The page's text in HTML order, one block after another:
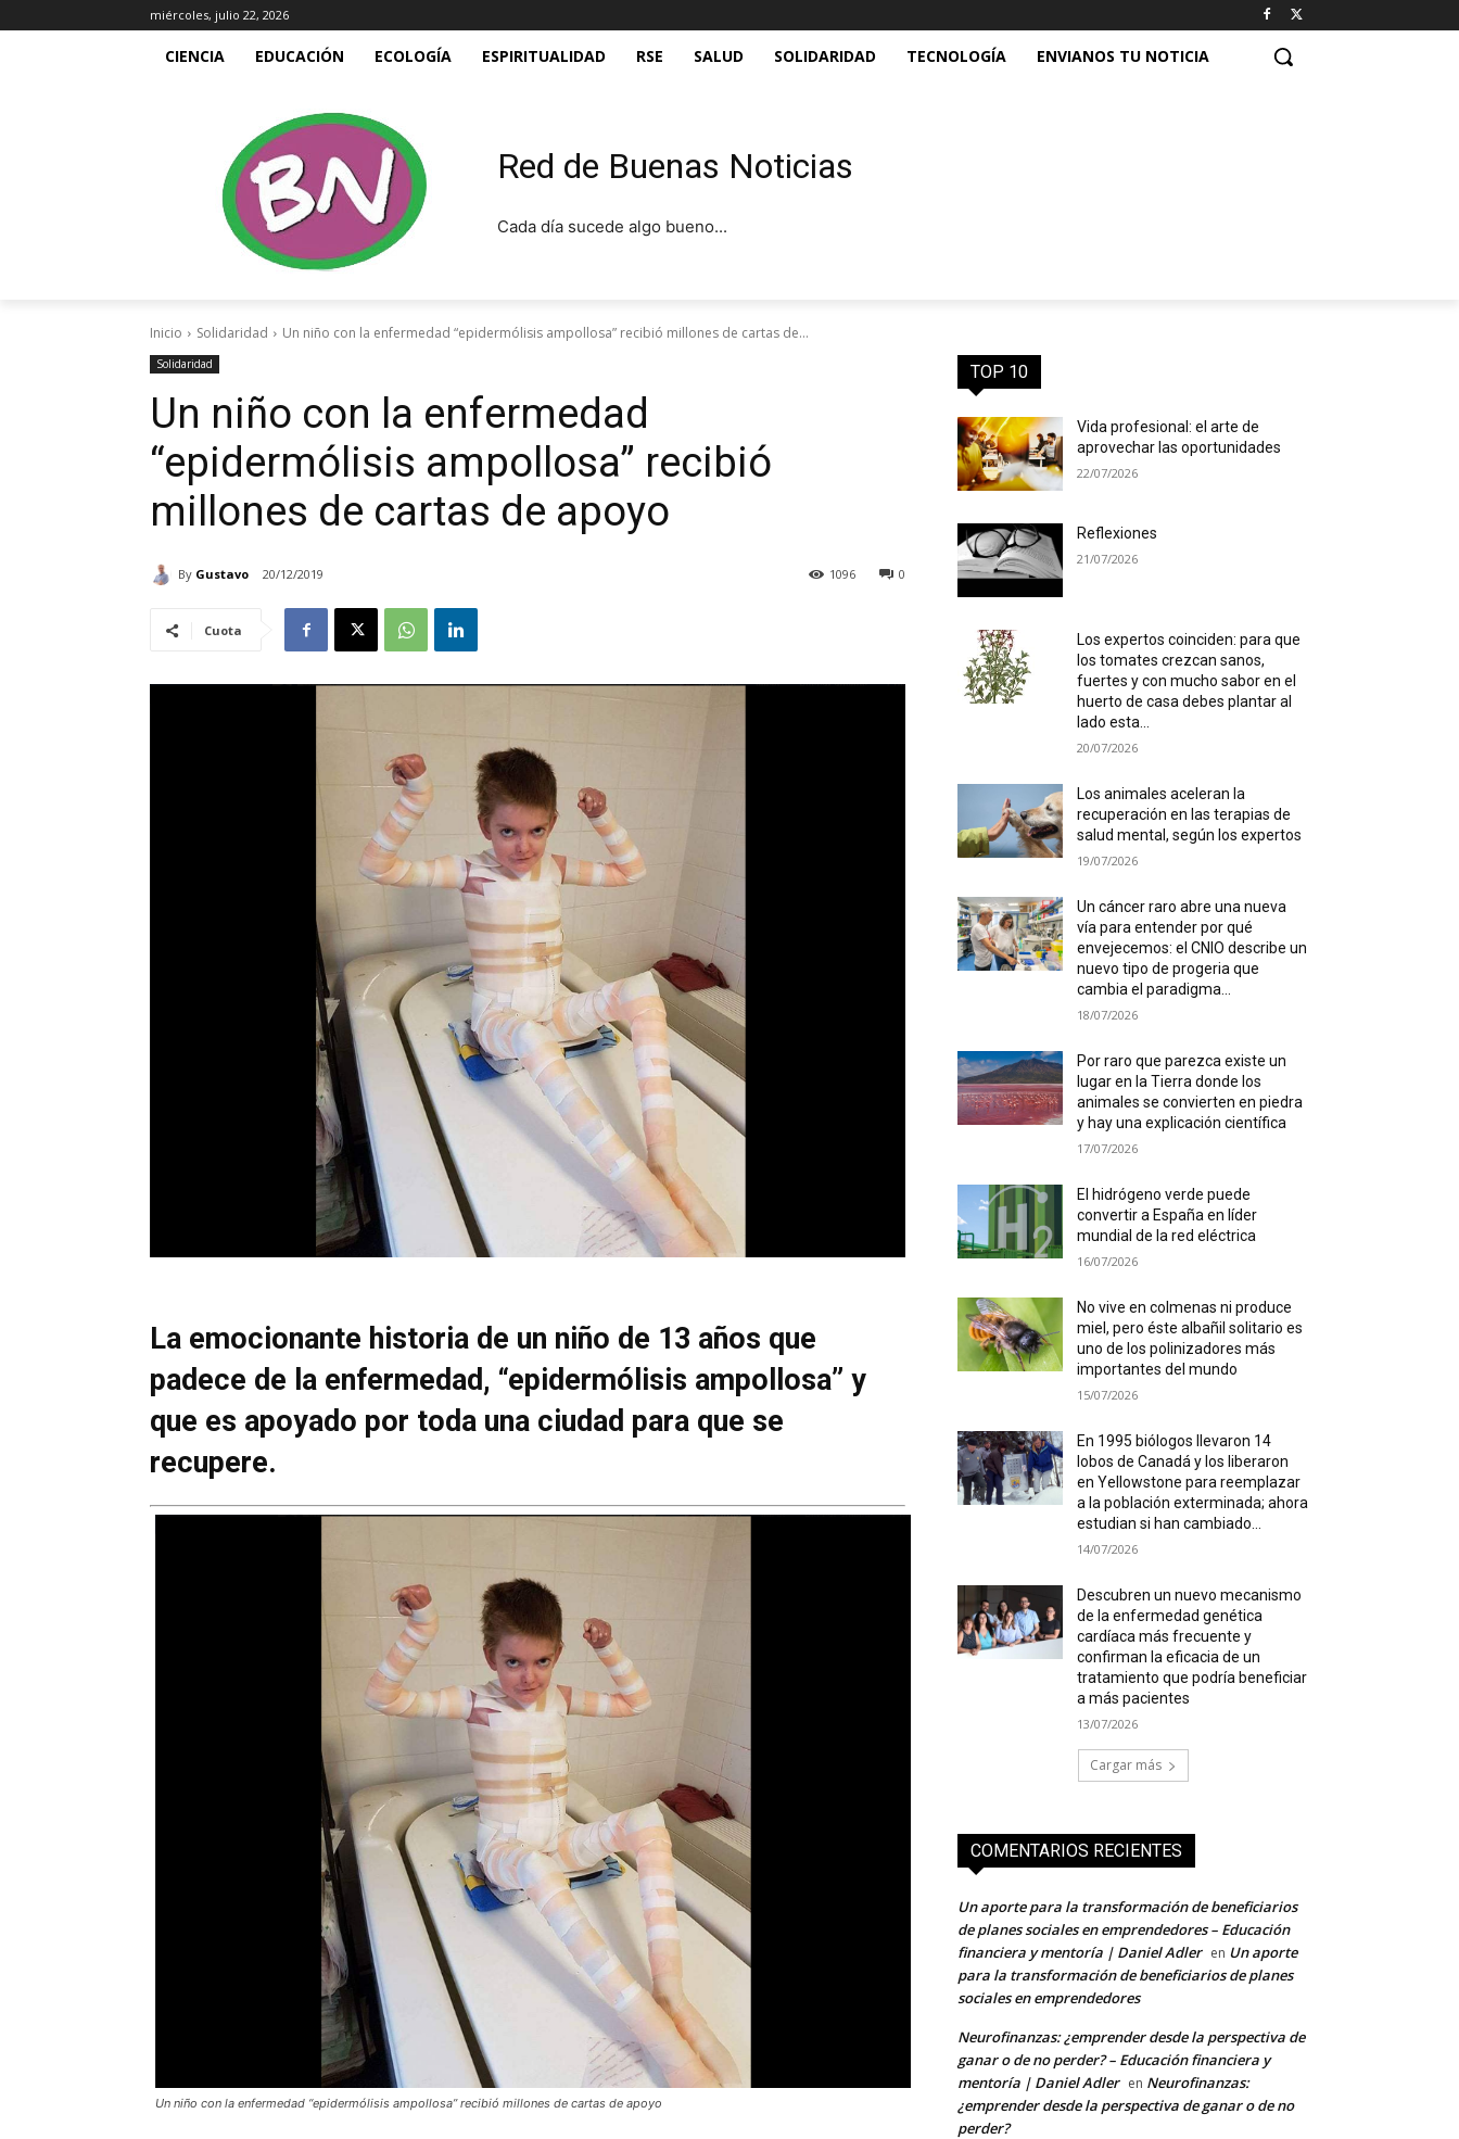
miércoles, julio 22, 2026
CIENCIA EDUCACIÓN ECOLOGÍA ESPIRITUALIDAD RSE SALUD SOLIDARIDAD TECNOLOGÍA ENVIANOS TU NOTICIA
Red de Buenas Noticias
Cada día sucede algo bueno...
Inicio Solidaridad Un niño con la enfermedad “epidermólisis ampollosa” recibió millones de cartas de...
Solidaridad
Un niño con la enfermedad
“epidermólisis ampollosa” recibió
millones de cartas de apoyo
By Gustavo 20/12/2019 0
1096
Cuota
La emocionante historia de un niño de 13 años que
padece de la enfermedad, “epidermólisis ampollosa” y
que es apoyado por toda una ciudad para que se
recupere.
Un niño con la enfermedad “epidermólisis ampollosa” recibió millones de cartas de apoyo
TOP 10
Vida profesional: el arte de
aprovechar las oportunidades
22/07/2026
Reflexiones
21/07/2026
Los expertos coinciden: para que
los tomates crezcan sanos,
fuertes y con mucho sabor en el
huerto de casa debes plantar al
lado esta...
20/07/2026
Los animales aceleran la
recuperación en las terapias de
salud mental, según los expertos
19/07/2026
Un cáncer raro abre una nueva
vía para entender por qué
envejecemos: el CNIO describe un
nuevo tipo de progeria que
cambia el paradigma...
18/07/2026
Por raro que parezca existe un
lugar en la Tierra donde los
animales se convierten en piedra
y hay una explicación científica
17/07/2026
El hidrógeno verde puede
convertir a España en líder
mundial de la red eléctrica
16/07/2026
No vive en colmenas ni produce
miel, pero éste albañil solitario es
uno de los polinizadores más
importantes del mundo
15/07/2026
En 1995 biólogos llevaron 14
lobos de Canadá y los liberaron
en Yellowstone para reemplazar
a la población exterminada; ahora
estudian si han cambiado...
14/07/2026
Descubren un nuevo mecanismo
de la enfermedad genética
cardíaca más frecuente y
confirman la eficacia de un
tratamiento que podría beneficiar
a más pacientes
13/07/2026
Cargar más
COMENTARIOS RECIENTES
Un aporte para la transformación de beneficiarios
de planes sociales en emprendedores – Educación
financiera y mentoría | Daniel Adler en Un aporte
para la transformación de beneficiarios de planes
sociales en emprendedores
Neurofinanzas: ¿emprender desde la perspectiva de
ganar o de no perder? – Educación financiera y
mentoría | Daniel Adler en Neurofinanzas:
¿emprender desde la perspectiva de ganar o de no
perder?